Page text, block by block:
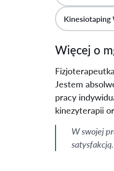
Kinesiotaping
Więcej o
Jestem
pracy
kinezyterapii
W swojej
satysfakcją.